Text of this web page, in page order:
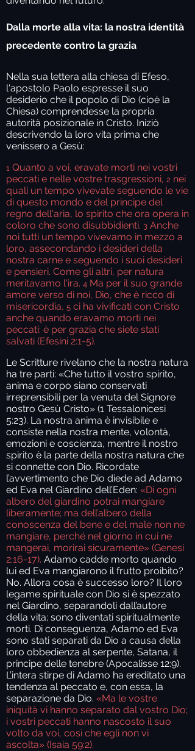
Dalla morte alla vita: la nostra identità
precedente contro la grazia
Nella sua lettera alla chiesa di Efeso,
l'apostolo Paolo espresse il suo
desiderio che il popolo di Dio (cioè la
Chiesa) comprendesse la propria
autorità posizionale in Cristo. Iniziò
descrivendo la loro vita prima che
venissero a Gesù:
1 Quanto a voi, eravate morti nei vostri
peccati e nelle vostre trasgressioni, 2 nei
quali un tempo vivevate seguendo le vie
di questo mondo e del principe del
regno dell'aria, lo spirito che ora opera in
coloro che sono disubbidienti. 3 Anche
noi tutti un tempo vivevamo in mezzo a
loro, assecondando i desideri della
nostra carne e seguendo i suoi desideri
e pensieri. Come gli altri, per natura
meritavamo l'ira. 4 Ma per il suo grande
amore verso di noi, Dio, che è ricco di
misericordia, 5 ci ha vivificati con Cristo
anche quando eravamo morti nei
peccati: è per grazia che siete stati
salvati (Efesini 2:1-5).
Le Scritture rivelano che la nostra natura
ha tre parti: «Che tutto il vostro spirito,
anima e corpo siano conservati
irreprensibili per la venuta del Signore
nostro Gesù Cristo» (1 Tessalonicesi
5:23). La nostra anima è invisibile e
consiste nella nostra mente, volontà,
emozioni e coscienza, mentre il nostro
spirito è la parte della nostra natura che
si connette con Dio. Ricordate
l’avvertimento che Dio diede ad Adamo
ed Eva nel Giardino dell’Eden: «Di ogni
albero del giardino potrai mangiare
liberamente; ma dell’albero della
conoscenza del bene e del male non ne
mangiare, perché nel giorno in cui ne
mangerai, morirai sicuramente» (Genesi
2:16-17). Adamo cadde morto quando
lui ed Eva mangiarono il frutto proibito?
No. Allora cosa è successo loro? Il loro
legame spirituale con Dio si è spezzato
nel Giardino, separandoli dall’autore
della vita; sono diventati spiritualmente
morti. Di conseguenza, Adamo ed Eva
sono stati separati da Dio a causa della
loro obbedienza al serpente, Satana, il
principe delle tenebre (Apocalisse 12:9).
L’intera stirpe di Adamo ha ereditato una
tendenza al peccato e, con essa, la
separazione da Dio. «Ma le vostre
iniquità vi hanno separato dal vostro Dio;
i vostri peccati hanno nascosto il suo
volto da voi, così che egli non vi
ascolta» (Isaia 59:2).